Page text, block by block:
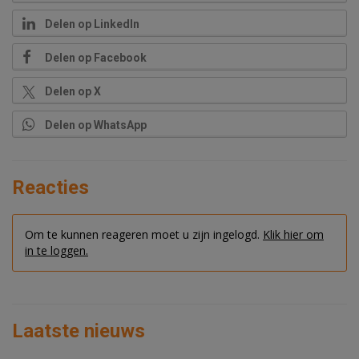
Delen op LinkedIn
Delen op Facebook
Delen op X
Delen op WhatsApp
Reacties
Om te kunnen reageren moet u zijn ingelogd. Klik hier om
in te loggen.
Laatste nieuws